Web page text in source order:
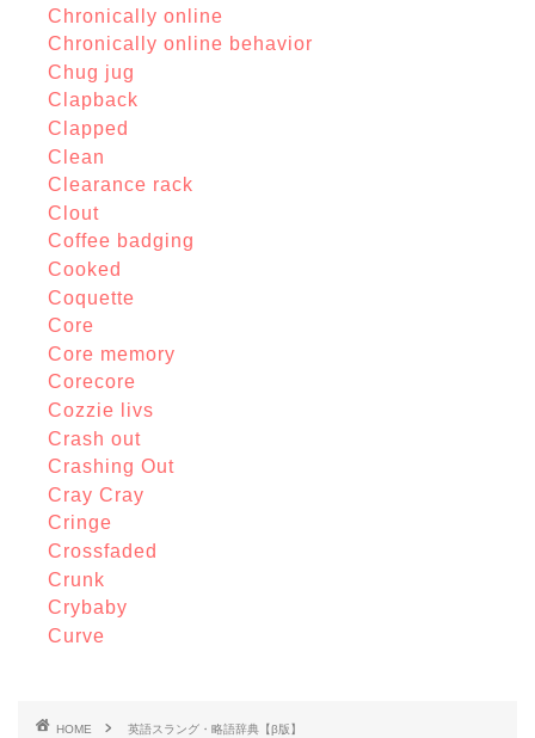
Chronically online
Chronically online behavior
Chug jug
Clapback
Clapped
Clean
Clearance rack
Clout
Coffee badging
Cooked
Coquette
Core
Core memory
Corecore
Cozzie livs
Crash out
Crashing Out
Cray Cray
Cringe
Crossfaded
Crunk
Crybaby
Curve
HOME 英語スラング・略語辞典【β版】